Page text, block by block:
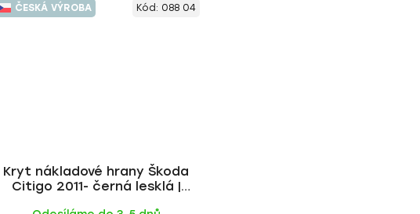
ČESKÁ VÝROBA
Kryt nákladové hrany Škoda
Citigo 2011- černá lesklá |
Kód: 088 04